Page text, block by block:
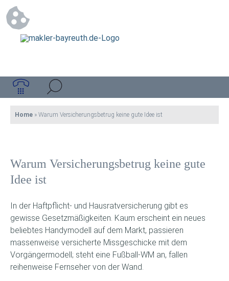
Home » Warum Versicherungsbetrug keine gute Idee ist
Warum Versicherungsbetrug keine gute
Idee ist
In der Haftpflicht- und Hausratversicherung gibt es
gewisse Gesetzmäßigkeiten. Kaum erscheint ein neues
beliebtes Handymodell auf dem Markt, passieren
massenweise versicherte Missgeschicke mit dem
Vorgängermodell; steht eine Fußball-WM an, fallen
reihenweise Fernseher von der Wand.